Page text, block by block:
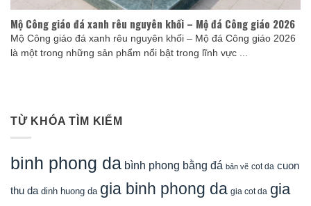
Mộ Công giáo đá xanh rêu nguyên khối – Mộ đá Công giáo 2026
Mộ Công giáo đá xanh rêu nguyên khối – Mộ đá Công giáo 2026
là một trong những sản phẩm nổi bật trong lĩnh vực ...
TỪ KHÓA TÌM KIẾM
binh phong da bình phong bằng đá bản vẽ cot da cuon
thu da dinh huong da gia binh phong da gia cot da gia